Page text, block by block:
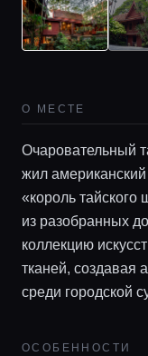
О МЕСТЕ
Очаровательный
жил
«король
из разобранных
коллекцию
тканей, создавая
среди городской
ОСОБЕННОСТИ